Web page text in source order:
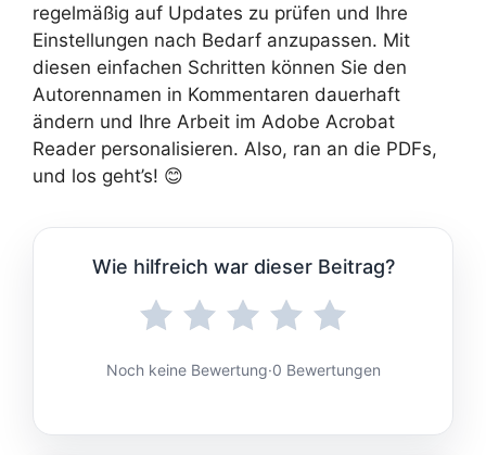
regelmäßig auf Updates zu prüfen und Ihre
Einstellungen nach Bedarf anzupassen. Mit
diesen einfachen Schritten können Sie den
Autorennamen in Kommentaren dauerhaft
ändern und Ihre Arbeit im Adobe Acrobat
Reader personalisieren. Also, ran an die PDFs,
und los geht’s! 😊
Wie hilfreich war dieser Beitrag?
Noch keine Bewertung·0 Bewertungen